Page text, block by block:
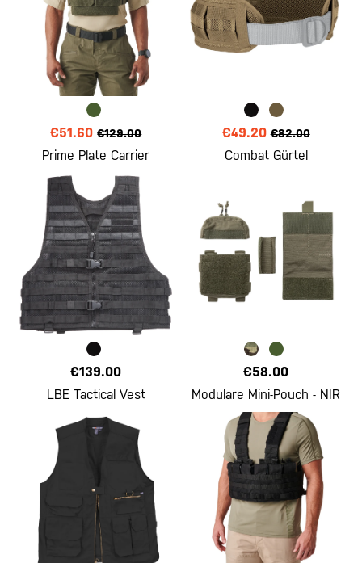
€51.60 €129.00
Prime Plate Carrier
€49.20 €82.00
Combat Gürtel
€139.00
LBE Tactical Vest
€58.00
Modulare Mini-Pouch - NIR